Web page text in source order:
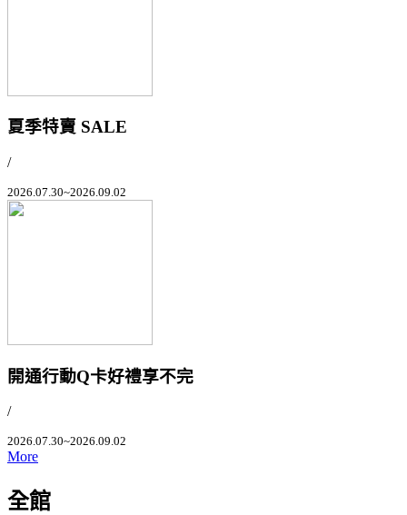
夏季特賣 SALE
/
2026.07.30~2026.09.02
開通行動Q卡好禮享不完
/
2026.07.30~2026.09.02
More
全館